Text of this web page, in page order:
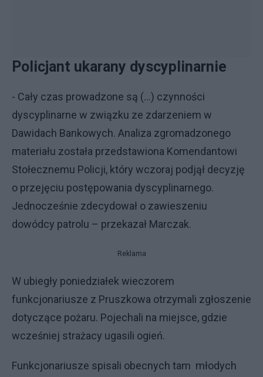
Policjant ukarany dyscyplinarnie
- Cały czas prowadzone są (…) czynności
dyscyplinarne w związku ze zdarzeniem w
Dawidach Bankowych. Analiza zgromadzonego
materiału została przedstawiona Komendantowi
Stołecznemu Policji, który wczoraj podjął decyzję
o przejęciu postępowania dyscyplinarnego.
Jednocześnie zdecydował o zawieszeniu
dowódcy patrolu – przekazał Marczak.
Reklama
W ubiegły poniedziałek wieczorem
funkcjonariusze z Pruszkowa otrzymali zgłoszenie
dotyczące pożaru. Pojechali na miejsce, gdzie
wcześniej strażacy ugasili ogień.
Funkcjonariusze spisali obecnych tam młodych